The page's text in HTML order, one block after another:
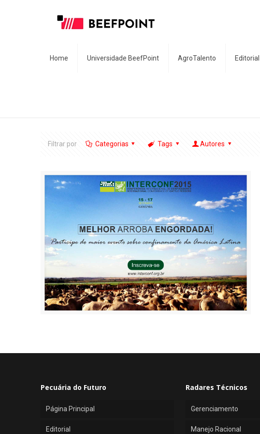
Home Universidade BeefPoint AgroTalento Editorial
Filtrar por Categorias Tags Autores
Pecuária do Futuro
Página Principal
Editorial
Radares Técnicos
Gerenciamento
Manejo Racional